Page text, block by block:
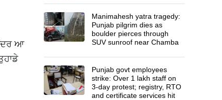
ਆ
Manimahesh yatra tragedy:
Punjab pilgrim dies as
boulder pierces through
SUV sunroof near Chamba
Punjab govt employees
strike: Over 1 lakh staff on
3-day protest; registry, RTO
and certificate services hit